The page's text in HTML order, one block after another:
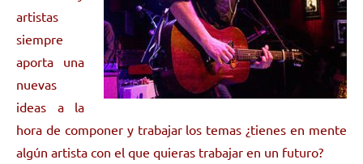
artistas
siempre
aporta una
nuevas
ideas a la
hora de componer y trabajar los temas ¿tienes en mente
algún artista con el que quieras trabajar en un futuro?